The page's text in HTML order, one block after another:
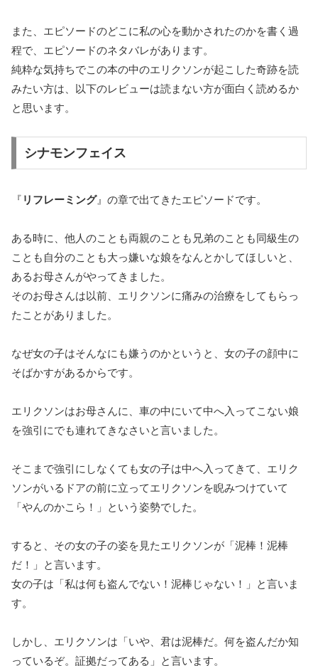
また、エピソードのどこに私の心を動かされたのかを書く過
程で、エピソードのネタバレがあります。
純粋な気持ちでこの本の中のエリクソンが起こした奇跡を読
みたい方は、以下のレビューは読まない方が面白く読めるか
と思います。
シナモンフェイス
『 リフレーミング』の章で出てきたエピソードです。
ある時に、他人のことも両親のことも兄弟のことも同級生の
ことも自分のことも大っ嫌いな娘をなんとかしてほしいと、
あるお母さんがやってきました。
そのお母さんは以前、エリクソンに痛みの治療をしてもらっ
たことがありました。
なぜ女の子はそんなにも嫌うのかというと、女の子の顔中に
そばかすがあるからです。
エリクソンはお母さんに、車の中にいて中へ入ってこない娘
を強引にでも連れてきなさいと言いました。
そこまで強引にしなくても女の子は中へ入ってきて、エリク
ソンがいるドアの前に立ってエリクソンを睨みつけていて
「やんのかこら！」という姿勢でした。
すると、その女の子の姿を見たエリクソンが「泥棒！泥棒
だ！」と言います。
女の子は「私は何も盗んでない！泥棒じゃない！」と言いま
す。
しかし、エリクソンは「いや、君は泥棒だ。何を盗んだか知
っているぞ。証拠だってある」と言います。